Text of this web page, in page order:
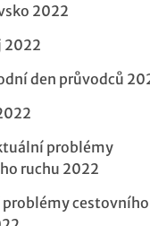
2022
2022
den průvodců
problémy
ruchu 2022
cestovního